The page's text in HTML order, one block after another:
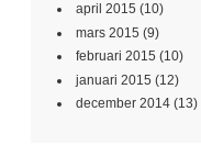
april 2015 (10)
mars 2015 (9)
februari 2015 (10)
januari 2015 (12)
december 2014 (13)